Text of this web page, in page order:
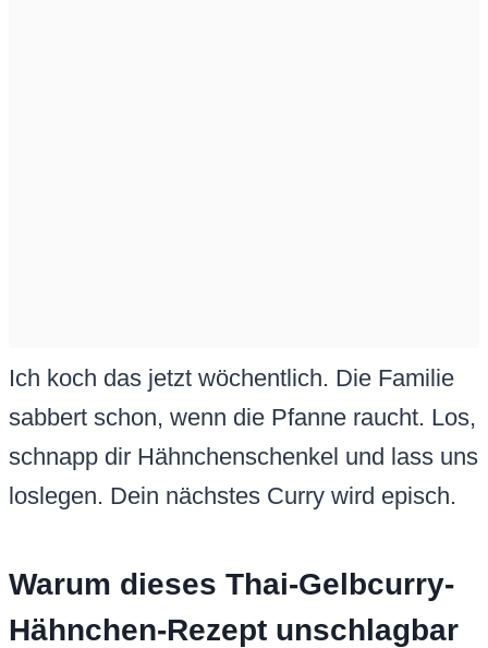
Ich koch das jetzt wöchentlich. Die Familie
sabbert schon, wenn die Pfanne raucht. Los,
schnapp dir Hähnchenschenkel und lass uns
loslegen. Dein nächstes Curry wird episch.
Warum dieses Thai-Gelbcurry-
Hähnchen-Rezept unschlagbar